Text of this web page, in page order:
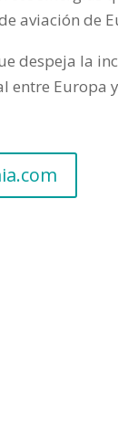
aviación de
despeja la
entre